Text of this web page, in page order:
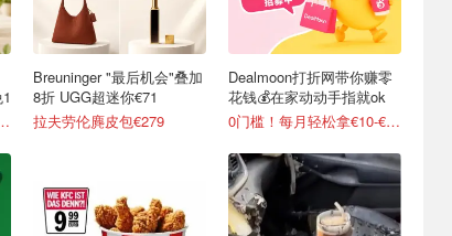
巾才€0.22/包
Breuninger "最后机会"叠加
8折 UGG超迷你€71
拉夫劳伦麂皮包€279
Dealmoon打折网带你赚零
花钱💰在家动动手指就ok
0门槛！每月轻松拿€10-€100